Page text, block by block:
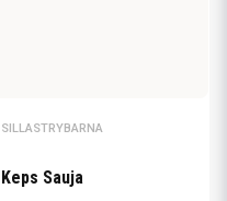
SILLASTRYBARNA
Keps Sauja